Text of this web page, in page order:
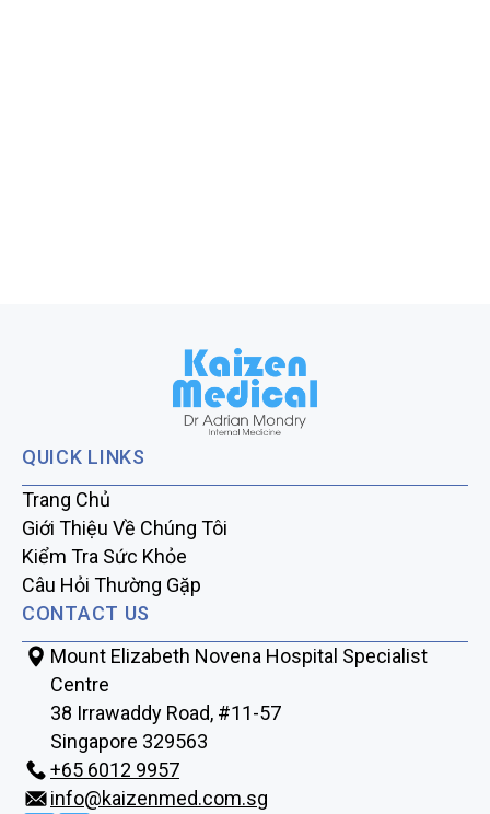
QUICK LINKS
Trang Chủ
Giới Thiệu Về Chúng Tôi
Kiểm Tra Sức Khỏe
Câu Hỏi Thường Gặp
CONTACT US
Mount Elizabeth Novena Hospital Specialist
Centre
38 Irrawaddy Road, #11-57
Singapore 329563
+65‎‎ 6012‎‎ 9957
info@kaizenmed.com.sg